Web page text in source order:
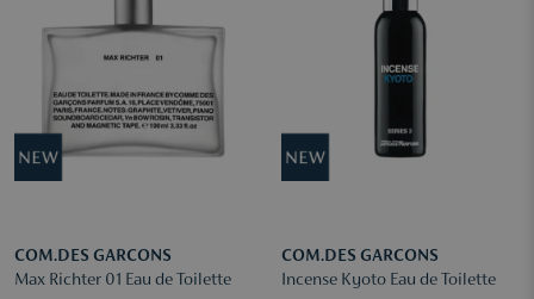
COM.DES GARCONS
Max Richter 01 Eau de Toilette
COM.DES GARCONS
Incense Kyoto Eau de Toilette